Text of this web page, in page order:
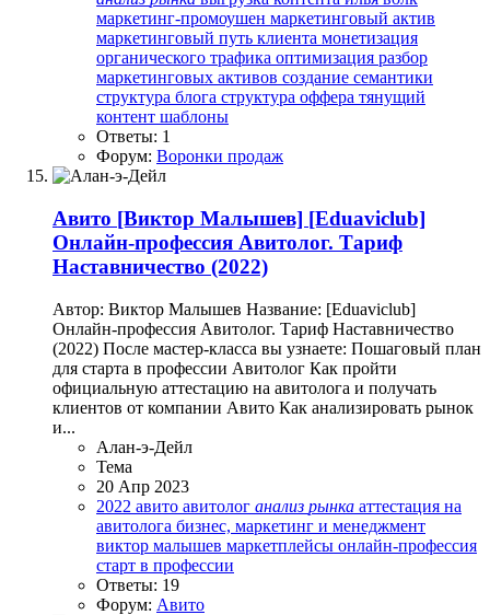
маркетинг-промоушен маркетинговый актив
маркетинговый путь клиента монетизация
органического трафика оптимизация разбор
маркетинговых активов создание семантики
структура блога структура оффера тянущий
контент шаблоны
Ответы: 1
Форум: Воронки продаж
Авито [Виктор Малышев] [Eduaviclub]
Онлайн-профессия Авитолог. Тариф
Наставничество (2022)
Автор: Виктор Малышев Название: [Eduaviclub]
Онлайн-профессия Авитолог. Тариф Наставничество
(2022) После мастер-класса вы узнаете: Пошаговый план
для старта в профессии Авитолог Как пройти
официальную аттестацию на авитолога и получать
клиентов от компании Авито Как анализировать рынок
и...
Алан-э-Дейл
Тема
20 Апр 2023
2022 авито авитолог анализ рынка аттестация на
авитолога бизнес, маркетинг и менеджмент
виктор малышев маркетплейсы онлайн-профессия
старт в профессии
Ответы: 19
Форум: Авито